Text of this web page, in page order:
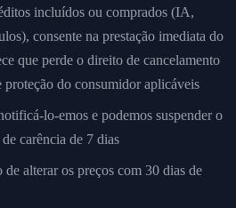
incluídos ou comprados (IA,
consente na prestação imediata do
que perde o direito de cancelamento
proteção do consumidor aplicáveis
lo-emos e podemos suspender o
carência de 7 dias
alterar os preços com 30 dias de